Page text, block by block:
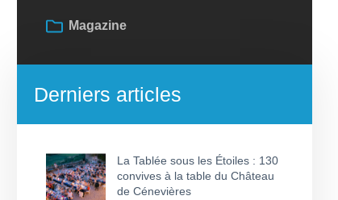
Magazine
Derniers articles
La Tablée sous les Étoiles : 130
convives à la table du Château
de Cénevières